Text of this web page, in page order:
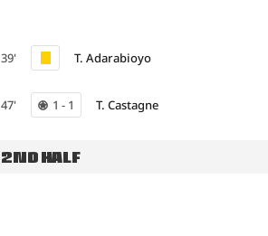
39' T. Adarabioyo
47' 1 - 1 T. Castagne
2ND HALF